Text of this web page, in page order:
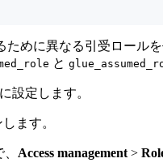
ために異なる引受ロール
と
設定します。
ます。
Access management >